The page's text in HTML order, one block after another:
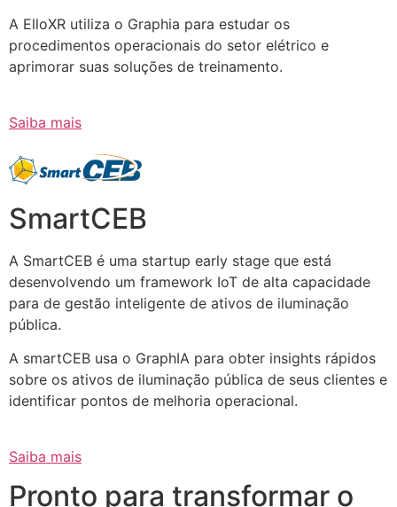
A ElloXR utiliza o Graphia para estudar os
procedimentos operacionais do setor elétrico e
aprimorar suas soluções de treinamento.
Saiba mais
SmartCEB
A SmartCEB é uma startup early stage que está
desenvolvendo um framework IoT de alta capacidade
para de gestão inteligente de ativos de iluminação
pública.
A smartCEB usa o GraphIA para obter insights rápidos
sobre os ativos de iluminação pública de seus clientes e
identificar pontos de melhoria operacional.
Saiba mais
Pronto para transformar o